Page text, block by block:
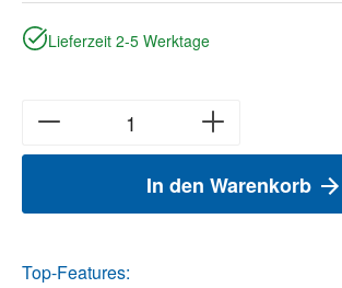
Lieferzeit 2-5 Werktage
In den Warenkorb
Top-Features: